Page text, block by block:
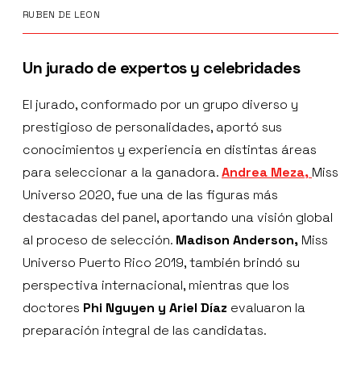
RUBEN DE LEON
Un jurado de expertos y celebridades
El jurado, conformado por un grupo diverso y
prestigioso de personalidades, aportó sus
conocimientos y experiencia en distintas áreas
para seleccionar a la ganadora.Andrea Meza, Miss
Universo 2020, fue una de las figuras más
destacadas del panel, aportando una visión global
al proceso de selección. Madison Anderson, Miss
Universo Puerto Rico 2019, también brindó su
perspectiva internacional, mientras que los
doctores Phi Nguyen y Ariel Díaz evaluaron la
preparación integral de las candidatas.